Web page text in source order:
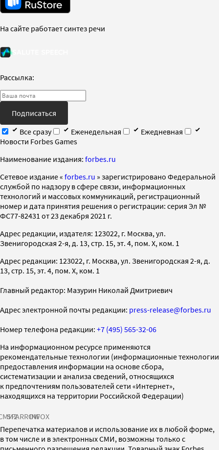
На сайте работает синтез речи
Рассылка:
Подписаться
Все сразу
Еженедельная
Ежедневная
Новости Forbes Games
Наименование издания: forbes.ru
Cетевое издание « forbes.ru » зарегистрировано Федеральной
службой по надзору в сфере связи, информационных
технологий и массовых коммуникаций, регистрационный
номер и дата принятия решения о регистрации: серия Эл №
ФС77-82431 от 23 декабря 2021 г.
Адрес редакции, издателя: 123022, г. Москва, ул.
Звенигородская 2-я, д. 13, стр. 15, эт. 4, пом. X, ком. 1
Адрес редакции: 123022, г. Москва, ул. Звенигородская 2-я, д.
13, стр. 15, эт. 4, пом. X, ком. 1
Главный редактор: Мазурин Николай Дмитриевич
Адрес электронной почты редакции: press-release@forbes.ru
Номер телефона редакции: +7 (495) 565-32-06
На информационном ресурсе применяются
рекомендательные технологии (информационные технологии
предоставления информации на основе сбора,
систематизации и анализа сведений, относящихся
к предпочтениям пользователей сети «Интернет»,
находящихся на территории Российской Федерации)
SPARROWINFOX
Перепечатка материалов и использование их в любой форме,
в том числе и в электронных СМИ, возможны только с